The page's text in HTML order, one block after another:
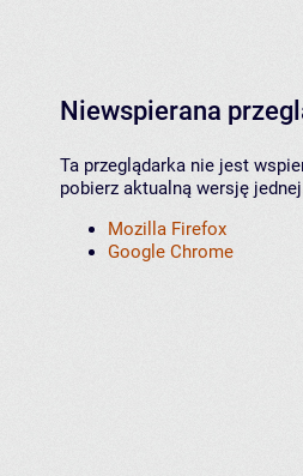
Niewspierana
Ta przeglądarka nie jest
pobierz aktualną wersję
Mozilla Firefox
Google Chrome